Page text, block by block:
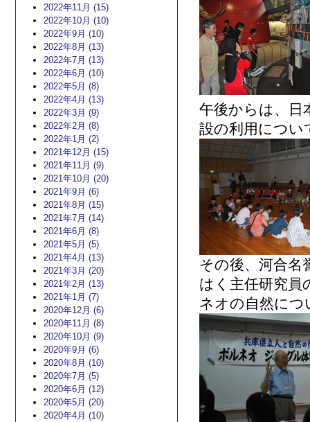
2022年11月 (15)
2022年10月 (10)
2022年9月 (10)
2022年8月 (13)
2022年7月 (13)
2022年6月 (10)
2022年5月 (8)
2022年4月 (13)
2022年3月 (9)
2022年2月 (8)
2022年1月 (2)
2021年12月 (15)
2021年11月 (9)
2021年10月 (20)
2021年9月 (6)
2021年8月 (15)
2021年7月 (14)
2021年6月 (8)
2021年5月 (5)
2021年4月 (13)
2021年3月 (20)
2021年2月 (13)
2021年1月 (7)
2020年12月 (6)
2020年11月 (8)
2020年10月 (9)
2020年9月 (6)
2020年8月 (10)
2020年7月 (5)
2020年6月 (12)
2020年5月 (20)
2020年4月 (10)
午後からは、日
設の利用につい
その後、河合名
はく主任研究員
ネオの自然につ